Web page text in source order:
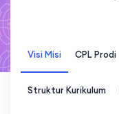
Visi Misi CPL Prodi
Struktur Kurikulum